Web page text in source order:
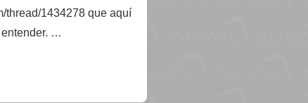
thread/1434278 que aquí
entender. …